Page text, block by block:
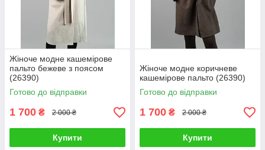
Жіноче модне кашемірове
пальто бежеве з поясом
(26390)
Готово до відправки
1 700 ₴ 2 000 ₴
Купити
Жіноче модне коричневе
кашемірове пальто (26390)
Готово до відправки
1 700 ₴ 2 000 ₴
Купити